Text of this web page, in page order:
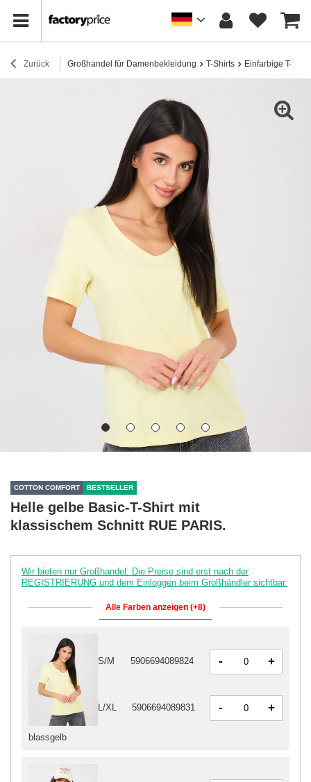
Zurück Großhandel für Damenbekleidung T-Shirts Einfarbige T-
COTTON COMFORT BESTSELLER
Helle gelbe Basic-T-Shirt mit
klassischem Schnitt RUE PARIS.
Wir bieten nur Großhandel. Die Preise sind erst nach der
REGISTRIERUNG und dem Einloggen beim Großhändler sichtbar.
Alle Farben anzeigen (+8)
blassgelb
S/M 5906694089824 - +
L/XL 5906694089831 - +